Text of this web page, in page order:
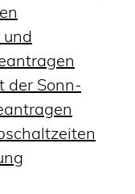
und
der Sonn-